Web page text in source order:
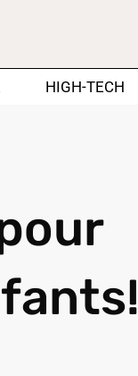
HIGH-TECH